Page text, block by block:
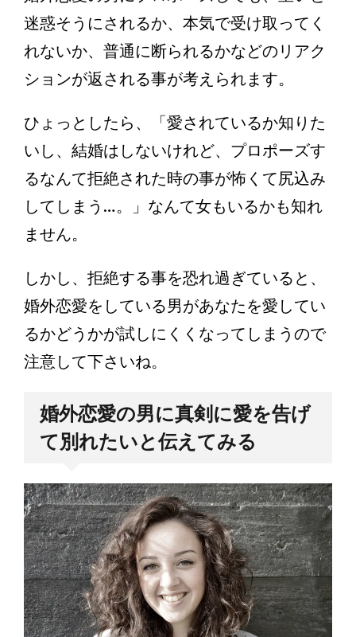
迷惑そうにされるか、本気で受け取ってく
れないか、普通に断られるかなどのリアク
ションが返される事が考えられます。
ひょっとしたら、「愛されているか知りた
いし、結婚はしないけれど、プロポーズす
るなんて拒絶された時の事が怖くて尻込み
してしまう…。」なんて女もいるかも知れ
ません。
しかし、拒絶する事を恐れ過ぎていると、
婚外恋愛をしている男があなたを愛してい
るかどうかが試しにくくなってしまうので
注意して下さいね。
婚外恋愛の男に真剣に愛を告げ
て別れたいと伝えてみる